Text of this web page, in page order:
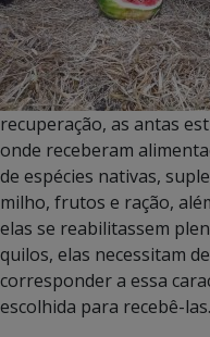
recuperação, as antas
onde receberam
de espécies nativas,
milho, frutos e ração,
elas se reabilitassem
quilos, elas necessitam
corresponder a essa
escolhida para recebê-las.